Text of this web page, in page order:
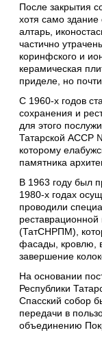
После закрытия
хотя само
алтарь,
частично
коринфского и
керамическая
приделе, но
С 1960-х годов
сохранения и
для этого
Татарской АССР
которому
памятника
В 1963 году был
1980-х годах
проводили
реставрационной
(ТатСНРПМ),
фасады, кровлю,
завершение
На основании
Республики
Спасский собор
передачи в
объединению